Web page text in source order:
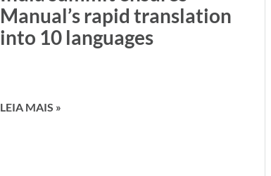
Manual’s rapid translation
into 10 languages
LEIA MAIS »